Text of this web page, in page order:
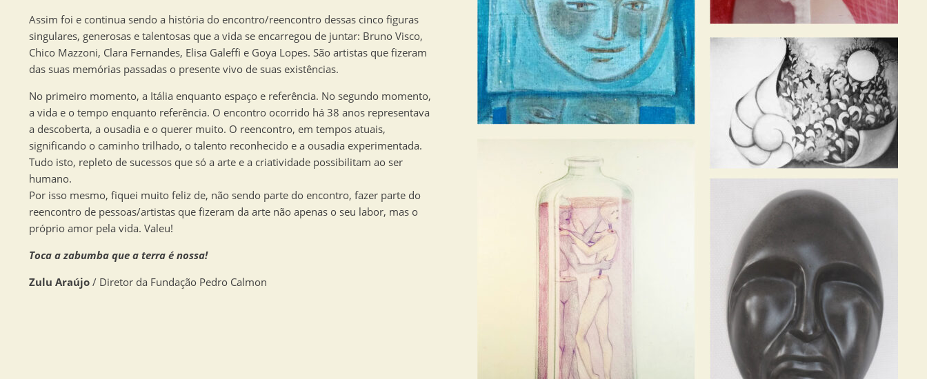
Assim foi e continua sendo a história do encontro/reencontro dessas cinco figuras
singulares, generosas e talentosas que a vida se encarregou de juntar: Bruno Visco,
Chico Mazzoni, Clara Fernandes, Elisa Galeffi e Goya Lopes. São artistas que fizeram
das suas memórias passadas o presente vivo de suas existências.
No primeiro momento, a Itália enquanto espaço e referência. No segundo momento,
a vida e o tempo enquanto referência. O encontro ocorrido há 38 anos representava
a descoberta, a ousadia e o querer muito. O reencontro, em tempos atuais,
significando o caminho trilhado, o talento reconhecido e a ousadia experimentada.
Tudo isto, repleto de sucessos que só a arte e a criatividade possibilitam ao ser
humano.
Por isso mesmo, fiquei muito feliz de, não sendo parte do encontro, fazer parte do
reencontro de pessoas/artistas que fizeram da arte não apenas o seu labor, mas o
próprio amor pela vida. Valeu!
Toca a zabumba que a terra é nossa!
Zulu Araújo / Diretor da Fundação Pedro Calmon